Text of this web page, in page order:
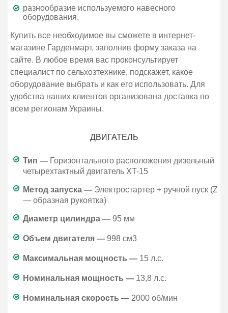
разнообразие используемого навесного
оборудования.
Купить все необходимое вы сможете в интернет-
магазине Гарденмарт, заполнив форму заказа на
сайте. В любое время вас проконсультирует
специалист по сельхозтехнике, подскажет, какое
оборудование выбрать и как его использовать. Для
удобства наших клиентов организована доставка по
всем регионам Украины.
ДВИГАТЕЛЬ
Тип — Горизонтального расположения дизельный
четырехтактный двигатель XT-15
Метод запуска — Электростартер + ручной пуск (Z
— образная рукоятка)
Диаметр цилиндра — 95 мм
Объем двигателя — 998 см3
Максимальная мощность — 15 л.с.
Номинальная мощность — 13,8 л.с.
Номинальная скорость — 2000 об/мин